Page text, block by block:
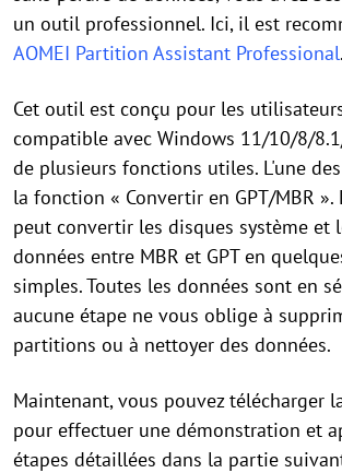
un outil professionnel. Ici, il est
AOMEI Partition Assistant Professional.
Cet outil est conçu pour les
compatible avec Windows 11/10/8/
de plusieurs fonctions utiles. L'une
la fonction « Convertir en GPT/MBR
peut convertir les disques système et
données entre MBR et GPT en
simples. Toutes les données sont en
aucune étape ne vous oblige à
partitions ou à nettoyer des données.
Maintenant, vous pouvez télécharger
pour effectuer une démonstration et
étapes détaillées dans la partie